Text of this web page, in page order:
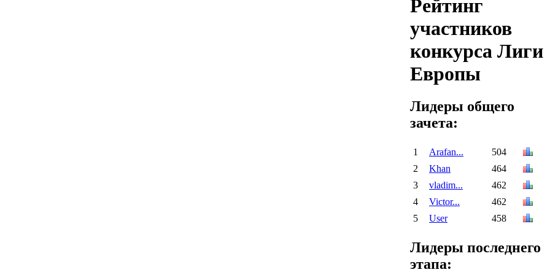
Рейтинг
участников
конкурса Лиги
Европы
Лидеры общего
зачета:
1 Arafan...
504
2
Khan
464
3
vladim...
462
4
Victor...
462
5
User 458
Лидеры последнего
этапа: